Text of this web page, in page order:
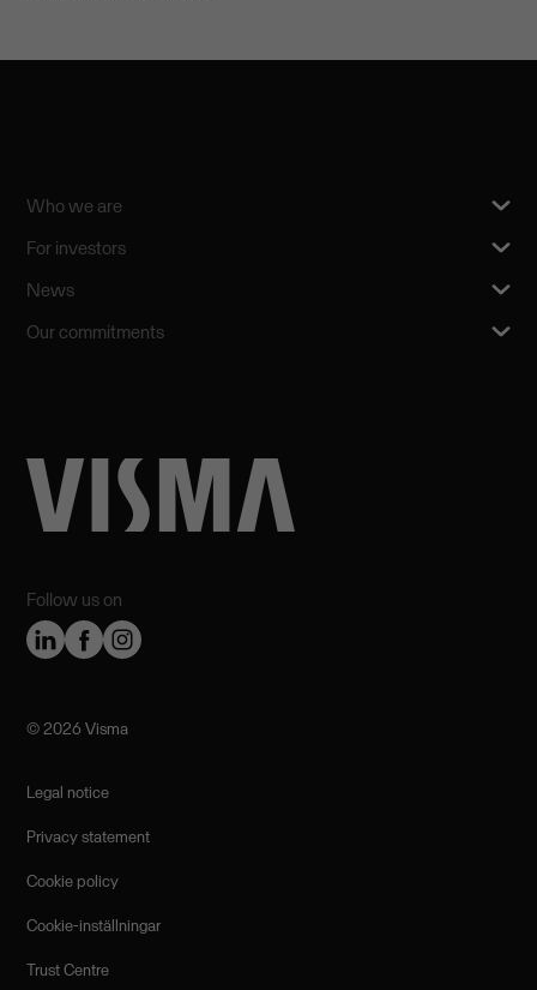
Follow us on
Who we are
For investors
News
Our commitments
©️ 2026 Visma
Legal notice
Privacy statement
Cookie policy
Cookie-inställningar
Trust Centre